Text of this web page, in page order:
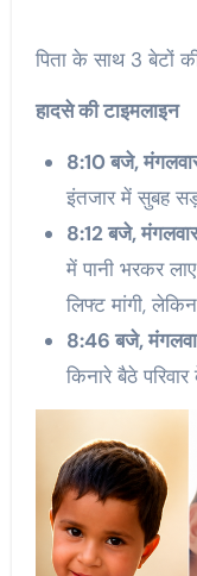
पिता के साथ 3 बेटों
हादसे की टाइमलाइन
8:10 बजे,
इंतजार में सुबह
8:12 बजे,
में पानी भरकर
लिफ्ट मांगी,
8:46 बजे,
किनारे बैठे